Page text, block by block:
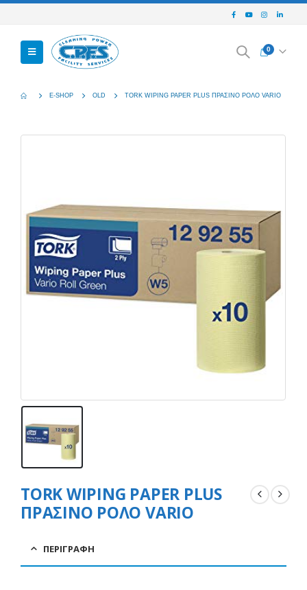
0
E-SHOP OLD TORK WIPING PAPER PLUS ΠΡΑΣΙΝΟ ΡΟΛΟ VARIO
TORK WIPING PAPER PLUS
ΠΡΑΣΙΝΟ ΡΟΛΟ VARIO
ΠΕΡΙΓΡΑΦΉ